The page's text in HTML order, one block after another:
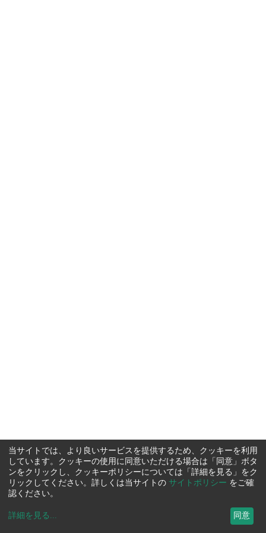
当サイトでは、より良いサービスを提供するため、クッキーを利用
しています。クッキーの使用に同意いただける場合は「同意」ボタ
ンをクリックし、クッキーポリシーについては「詳細を見る」をク
リックしてください。詳しくは当サイトの サイトポリシー をご確
認ください。
詳細を見る ... 同意